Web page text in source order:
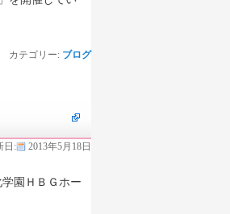
カテゴリー: ブログ
日: 2013年5月18日
園ＨＢＧホー